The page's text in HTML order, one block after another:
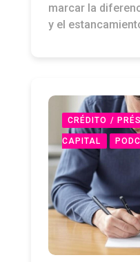
marcar la
y el
CRÉDITO /
CAPITAL